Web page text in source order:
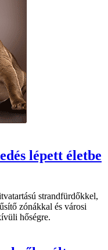
lépett életbe
strandfürdőkkel,
zónákkal és városi
hőségre.